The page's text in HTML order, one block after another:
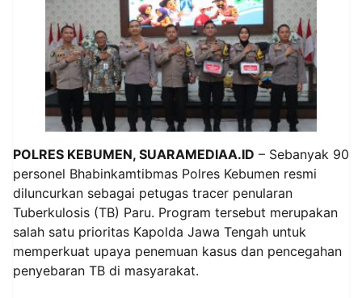
POLRES KEBUMEN, SUARAMEDIAA.ID – Sebanyak 90
personel Bhabinkamtibmas Polres Kebumen resmi
diluncurkan sebagai petugas tracer penularan
Tuberkulosis (TB) Paru. Program tersebut merupakan
salah satu prioritas Kapolda Jawa Tengah untuk
memperkuat upaya penemuan kasus dan pencegahan
penyebaran TB di masyarakat.